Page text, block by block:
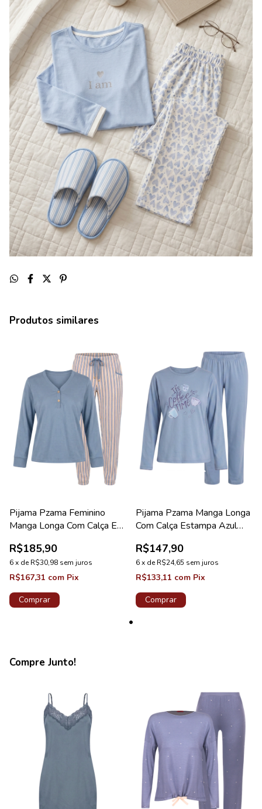
Produtos similares
Pijama Pzama Feminino
Manga Longa Com Calça Em
R$185,90
6x deR$30,98 sem juros
R$167,31 com Pix
Comprar
Pijama Pzama Manga Longa
Com Calça Estampa Azul
R$147,90
6x deR$24,65 sem juros
R$133,11 com Pix
Comprar
Compre Junto!